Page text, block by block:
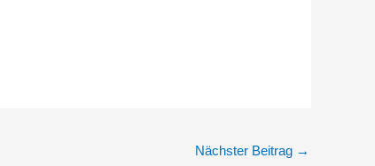
Nächster Beitrag →